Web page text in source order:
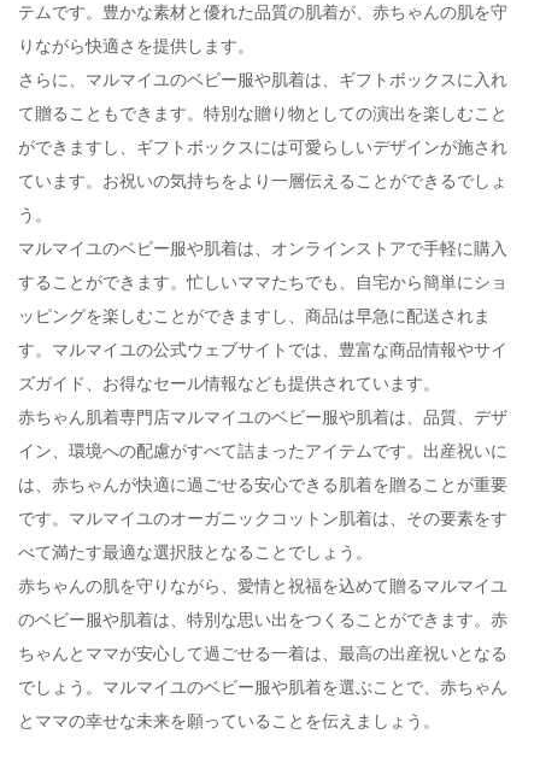
テムです。豊かな素材と優れた品質の肌着が、赤ちゃんの肌を守
りながら快適さを提供します。
さらに、マルマイユのベビー服や肌着は、ギフトボックスに入れ
て贈ることもできます。特別な贈り物としての演出を楽しむこと
ができますし、ギフトボックスには可愛らしいデザインが施され
ています。お祝いの気持ちをより一層伝えることができるでしょ
う。
マルマイユのベビー服や肌着は、オンラインストアで手軽に購入
することができます。忙しいママたちでも、自宅から簡単にショ
ッピングを楽しむことができますし、商品は早急に配送されま
す。マルマイユの公式ウェブサイトでは、豊富な商品情報やサイ
ズガイド、お得なセール情報なども提供されています。
赤ちゃん肌着専門店マルマイユのベビー服や肌着は、品質、デザ
イン、環境への配慮がすべて詰まったアイテムです。出産祝いに
は、赤ちゃんが快適に過ごせる安心できる肌着を贈ることが重要
です。マルマイユのオーガニックコットン肌着は、その要素をす
べて満たす最適な選択肢となることでしょう。
赤ちゃんの肌を守りながら、愛情と祝福を込めて贈るマルマイユ
のベビー服や肌着は、特別な思い出をつくることができます。赤
ちゃんとママが安心して過ごせる一着は、最高の出産祝いとなる
でしょう。マルマイユのベビー服や肌着を選ぶことで、赤ちゃん
とママの幸せな未来を願っていることを伝えましょう。